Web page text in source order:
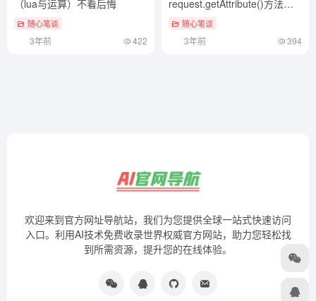
（lua与运算）不看后悔
随心笔谈
3年前 422
request.getAttribute()方法区
别详解（jsp include用法）一
随心笔谈
3年前 394
欢迎来到官方网址导航站，我们为您提供全球一站式快速访问
入口。利用AI技术免费收录世界权威官方网站，助力您轻松找
到所需资源，提升您的在线体验。